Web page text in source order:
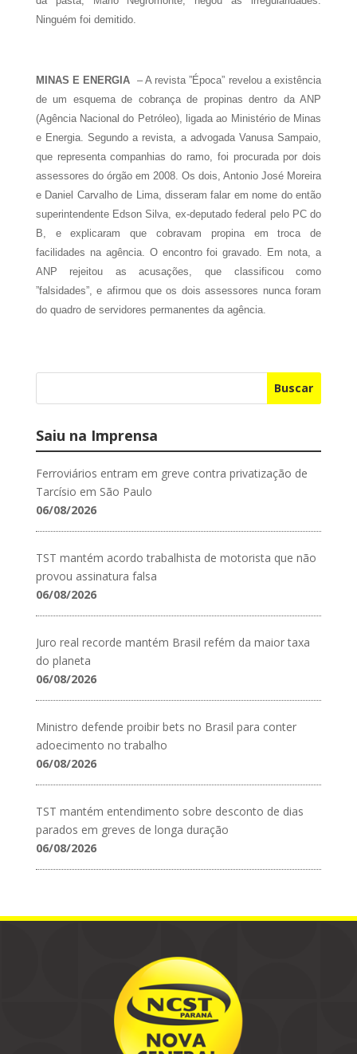
Ninguém foi demitido.
MINAS E ENERGIA – A revista ”Época” revelou a existência
de um esquema de cobrança de propinas dentro da ANP
(Agência Nacional do Petróleo), ligada ao Ministério de Minas
e Energia. Segundo a revista, a advogada Vanusa Sampaio,
que representa companhias do ramo, foi procurada por dois
assessores do órgão em 2008. Os dois, Antonio José Moreira
e Daniel Carvalho de Lima, disseram falar em nome do então
superintendente Edson Silva, ex-deputado federal pelo PC do
B, e explicaram que cobravam propina em troca de
facilidades na agência. O encontro foi gravado. Em nota, a
ANP rejeitou as acusações, que classificou como
”falsidades”, e afirmou que os dois assessores nunca foram
do quadro de servidores permanentes da agência.
Buscar
Saiu na Imprensa
Ferroviários entram em greve contra privatização de
Tarcísio em São Paulo
06/08/2026
TST mantém acordo trabalhista de motorista que não
provou assinatura falsa
06/08/2026
Juro real recorde mantém Brasil refém da maior taxa
do planeta
06/08/2026
Ministro defende proibir bets no Brasil para conter
adoecimento no trabalho
06/08/2026
TST mantém entendimento sobre desconto de dias
parados em greves de longa duração
06/08/2026